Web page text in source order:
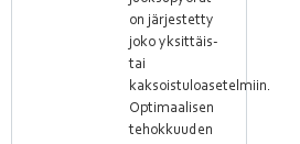
on järjestetty
joko yksittäis-
tai
kaksoistuloasetelmiin.
Optimaalisen
tehokkuuden